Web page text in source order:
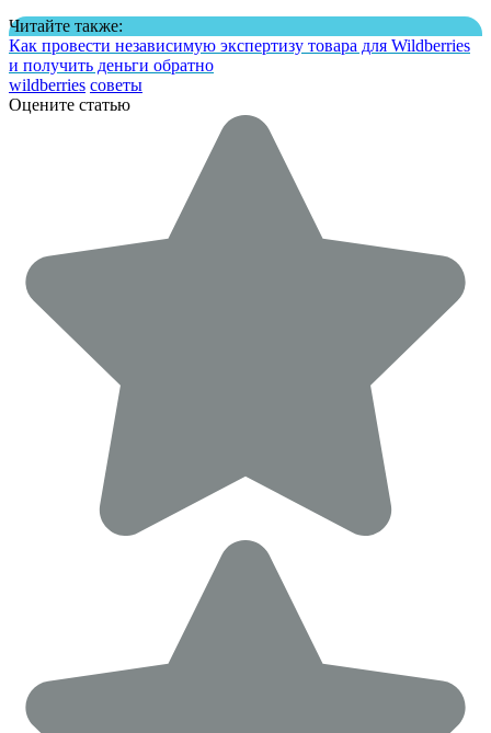
Читайте также:
Как провести независимую экспертизу товара для Wildberries
и получить деньги обратно
wildberries советы
Оцените статью